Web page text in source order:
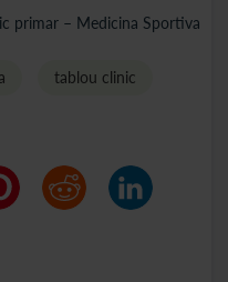
primar – Medicina Sportiva
tablou clinic